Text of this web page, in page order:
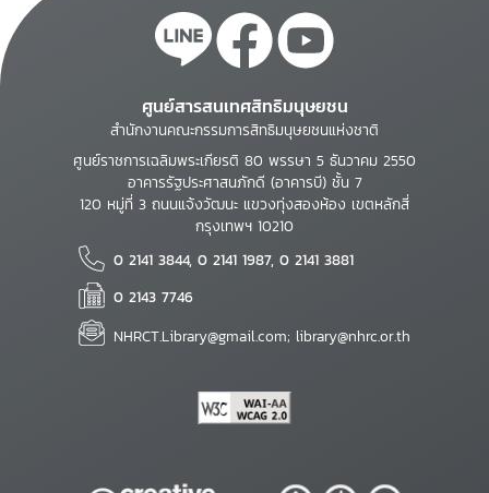
ศูนย์สารสนเทศสิทธิมนุษยชน
สำนักงานคณะกรรมการสิทธิมนุษยชนแห่งชาติ
ศูนย์ราชการเฉลิมพระเกียรติ 80 พรรษา 5 ธันวาคม 2550
อาคารรัฐประศาสนภักดี (อาคารบี) ชั้น 7
120 หมู่ที่ 3 ถนนแจ้งวัฒนะ แขวงทุ่งสองห้อง เขตหลักสี่
กรุงเทพฯ 10210
0 2141 3844, 0 2141 1987, 0 2141 3881
0 2143 7746
NHRCT.Library@gmail.com; library@nhrc.or.th